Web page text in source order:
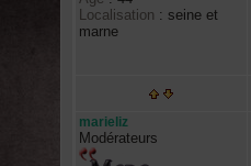
Localisation : seine et
marne
marieliz
Modérateurs